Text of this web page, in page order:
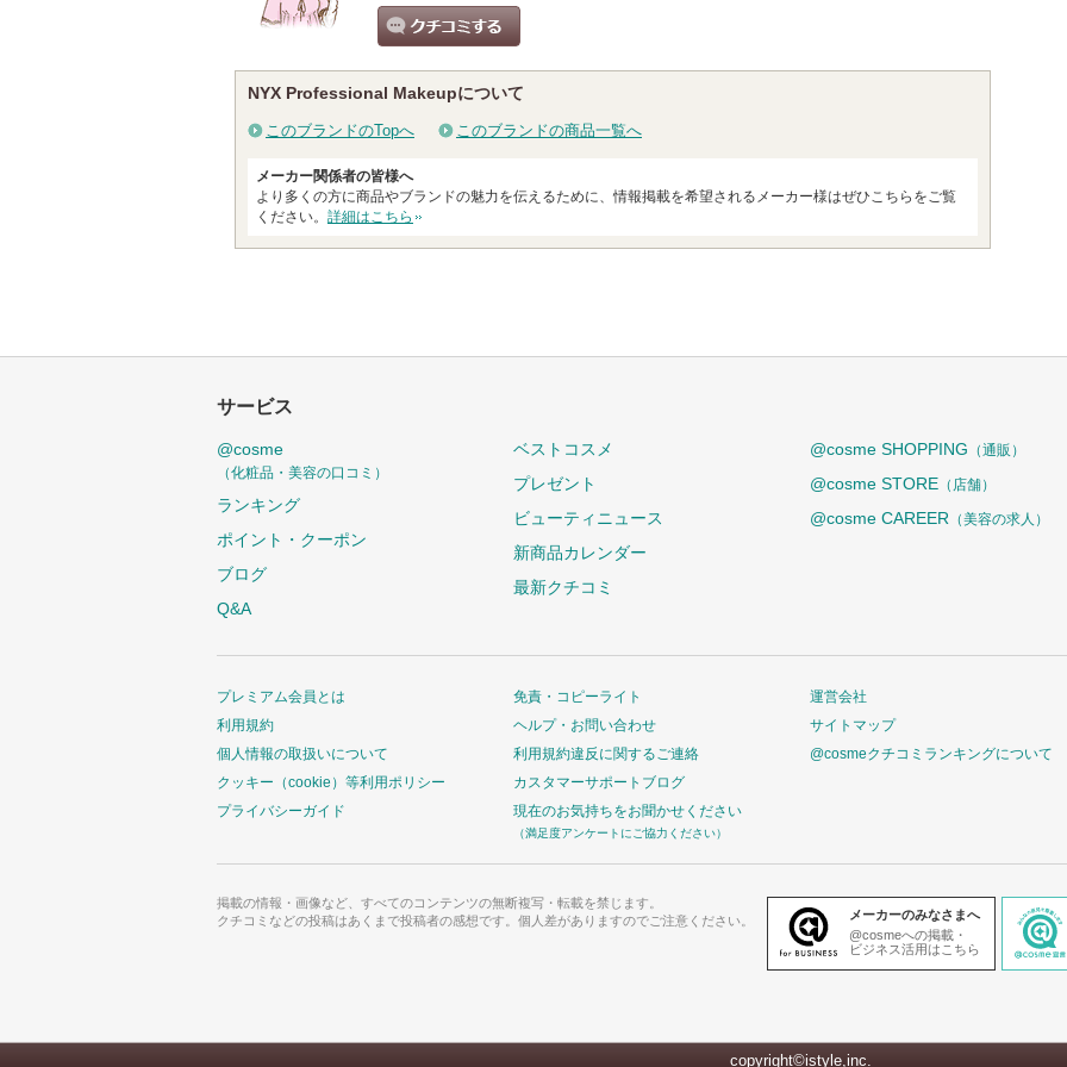
NYX Professional Makeupについて
このブランドのTopへ このブランドの商品一覧へ
メーカー関係者の皆様へ
より多くの方に商品やブランドの魅力を伝えるために、情報掲載を希望されるメーカー様はぜひこちらをご覧
ください。 詳細はこちら
サービス
@cosme
（化粧品・美容の口コミ）
ランキング
ポイント・クーポン
ブログ
Q&A
ベストコスメ
プレゼント
ビューティニュース
新商品カレンダー
最新クチコミ
@cosme SHOPPING （通販）
@cosme STORE （店舗）
@cosme CAREER （美容の求人）
プレミアム会員とは
利用規約
個人情報の取扱いについて
クッキー（cookie）等利用ポリシー
プライバシーガイド
免責・コピーライト
ヘルプ・お問い合わせ
利用規約違反に関するご連絡
カスタマーサポートブログ
現在のお気持ちをお聞かせください
（満足度アンケートにご協力ください）
運営会社
サイトマップ
@cosmeクチコミランキングについて
掲載の情報・画像など、すべてのコンテンツの無断複写・転載を禁じます。
クチコミなどの投稿はあくまで投稿者の感想です。個人差がありますのでご注意ください。
メーカーのみなさまへ
@cosmeへの掲載・
ビジネス活用はこちら
copyright©istyle,inc.